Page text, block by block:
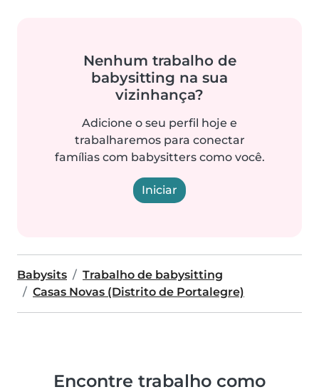
Nenhum trabalho de
babysitting na sua
vizinhança?
Adicione o seu perfil hoje e
trabalharemos para conectar
famílias com babysitters como você.
Iniciar
Babysits
Trabalho de babysitting
Casas Novas (Distrito de Portalegre)
Encontre trabalho como